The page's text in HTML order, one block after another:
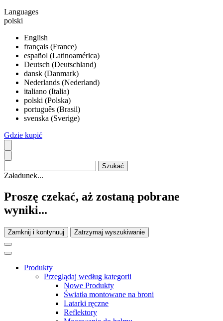
Languages
polski
English
français (France)
español (Latinoamérica)
Deutsch (Deutschland)
dansk (Danmark)
Nederlands (Nederland)
italiano (Italia)
polski (Polska)
português (Brasil)
svenska (Sverige)
Gdzie kupić
Załadunek...
Proszę czekać, aż zostaną pobrane
wyniki...
Zamknij i kontynuuj Zatrzymaj wyszukiwanie
Produkty
Przeglądaj według kategorii
Nowe Produkty
Światła montowane na broni
Latarki ręczne
Reflektory